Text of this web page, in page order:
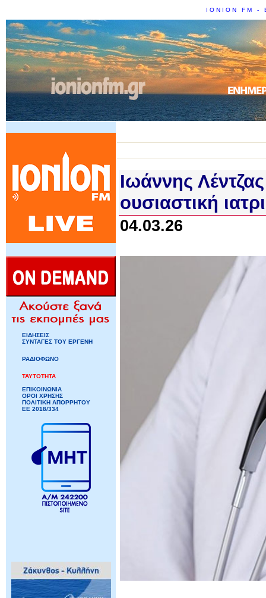
IONION FM -
ΕΙΔΗΣΕΙΣ
ΣΥΝΤΑΓΕΣ ΤΟΥ ΕΡΓΕΝΗ
ΡΑΔΙΟΦΩΝΟ
ΤΑΥΤΟΤΗΤΑ
ΕΠΙΚΟΙΝΩΝΙΑ
ΟΡΟΙ ΧΡΗΣΗΣ
ΠΟΛΙΤΙΚΗ ΑΠΟΡΡΗΤΟΥ
ΕΕ 2018/334
Ιωάννης
ουσιαστική
04.03.26